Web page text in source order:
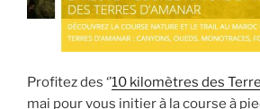
Profitez des ‘’10 kilomètres des
mai pour vous initier à la course à